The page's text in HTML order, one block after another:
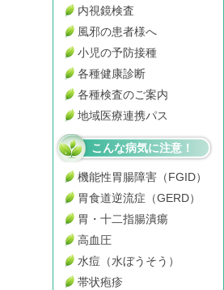
内視鏡検査
風邪の患者様へ
小児の予防接種
各種健康診断
各種検査のご案内
地域医療連携パス
こんな病気に注意！
機能性胃腸障害（FGID）
胃食道逆流症（GERD）
胃・十二指腸潰瘍
高血圧
水痘（水ぼうそう）
帯状疱疹